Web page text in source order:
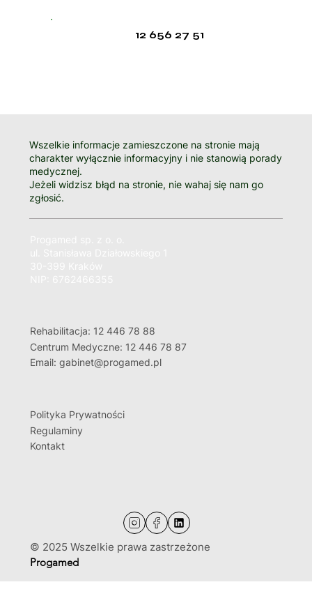
12 656 27 51
Wszelkie informacje zamieszczone na stronie mają
charakter wyłącznie informacyjny i nie stanowią porady
medycznej.
Jeżeli widzisz błąd na stronie, nie wahaj się nam go
zgłosić.
Rehabilitacja: 12 446 78 88
Centrum Medyczne: 12 446 78 87
Email: gabinet@progamed.pl
© 2025 Wszelkie prawa zastrzeżone
Progamed
Polityka Prywatności
Regulaminy
Kontakt